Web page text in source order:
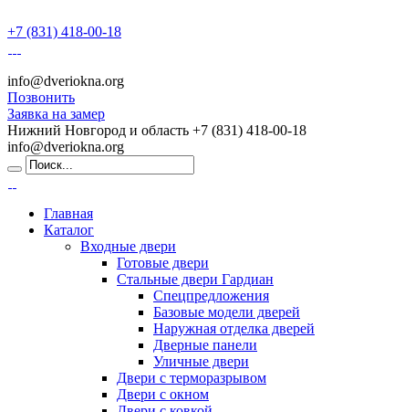
+7 (831) 418-00-18
info@dveriokna.org
Позвонить
Заявка на замер
Нижний Новгород и область +7 (831) 418-00-18
info@dveriokna.org
Главная
Каталог
Входные двери
Готовые двери
Стальные двери Гардиан
Спецпредложения
Базовые модели дверей
Наружная отделка дверей
Дверные панели
Уличные двери
Двери с терморазрывом
Двери с окном